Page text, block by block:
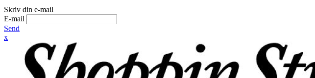
Skriv din e-mail
E-mail
Send
x